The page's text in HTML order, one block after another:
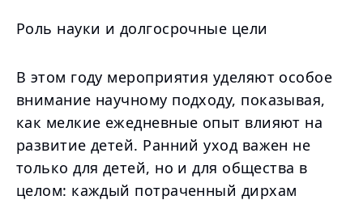
Роль науки и долгосрочные цели
В этом году мероприятия уделяют особое
внимание научному подходу, показывая,
как мелкие ежедневные опыт влияют на
развитие детей. Ранний уход важен не
только для детей, но и для общества в
целом: каждый потраченный дирхам